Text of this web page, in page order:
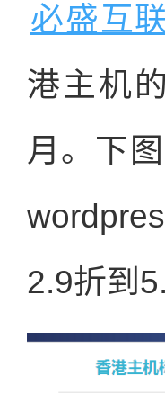
必盛互
港主机
月。下
2.9折到